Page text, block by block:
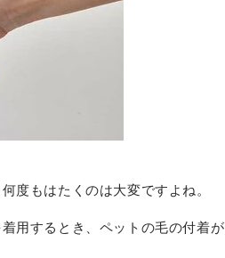
度もはたくのは大変ですよね。
用するとき、ペットの毛の付着が